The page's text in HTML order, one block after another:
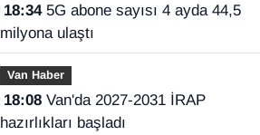
18:345G abone sayısı 4 ayda 44,5
milyona ulaştı
Van Haber
18:08Van'da 2027-2031 İRAP
hazırlıkları başladı